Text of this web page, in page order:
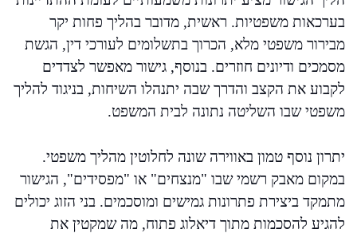
בערכאות משפטיות. ראשית, מדובר בהליך פחות יקר
מבירור משפטי מלא, הכרוך בתשלומים לעורכי דין, הגשת
מסמכים ודיונים חוזרים. בנוסף, גישור מאפשר לצדדים
לקבוע את הקצב והדרך שבה יתנהלו השיחות, בניגוד להליך
משפטי שבו השליטה נתונה לבית המשפט.
יתרון נוסף טמון באווירה שונה לחלוטין מהליך משפטי.
במקום מאבק רשמי שבו "מנצחים" או "מפסידים", הגישור
מתמקד ביצירת פתרונות גמישים ומוסכמים. בני הזוג יכולים
להגיע להסכמות מתוך דיאלוג פתוח, מה שמקטין את